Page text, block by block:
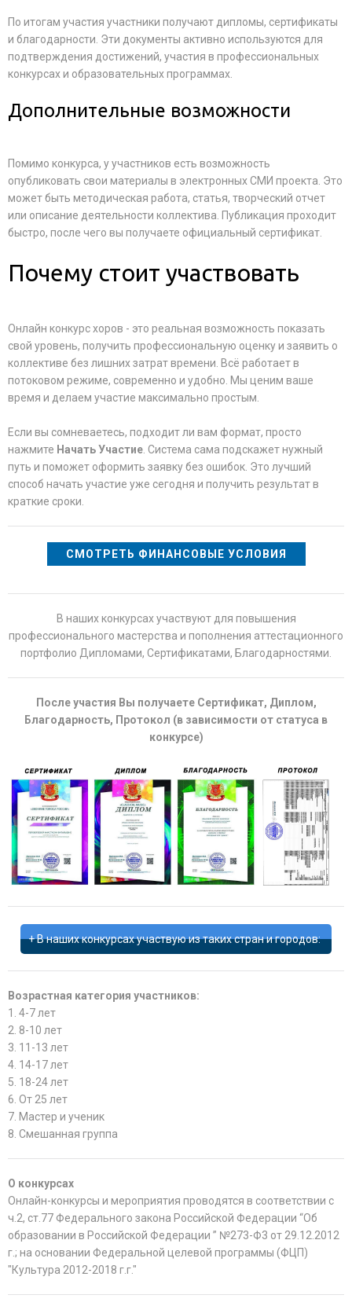
По итогам участия участники получают дипломы, сертификаты
и благодарности. Эти документы активно используются для
подтверждения достижений, участия в профессиональных
конкурсах и образовательных программах.
Дополнительные возможности
Помимо конкурса, у участников есть возможность
опубликовать свои материалы в электронных СМИ проекта. Это
может быть методическая работа, статья, творческий отчет
или описание деятельности коллектива. Публикация проходит
быстро, после чего вы получаете официальный сертификат.
Почему стоит участвовать
Онлайн конкурс хоров - это реальная возможность показать
свой уровень, получить профессиональную оценку и заявить о
коллективе без лишних затрат времени. Всё работает в
потоковом режиме, современно и удобно. Мы ценим ваше
время и делаем участие максимально простым.
Если вы сомневаетесь, подходит ли вам формат, просто
нажмите Начать Участие . Система сама подскажет нужный
путь и поможет оформить заявку без ошибок. Это лучший
способ начать участие уже сегодня и получить результат в
краткие сроки.
СМОТРЕТЬ ФИНАНСОВЫЕ УСЛОВИЯ
В наших конкурсах участвуют для повышения
профессионального мастерства и пополнения аттестационного
портфолио Дипломами, Сертификатами, Благодарностями.
После участия Вы получаете Сертификат, Диплом,
Благодарность, Протокол (в зависимости от статуса в
конкурсе)
В наших конкурсах участвую из таких стран и городов:
Возрастная категория участников:
1. 4-7 лет
2. 8-10 лет
3. 11-13 лет
4. 14-17 лет
5. 18-24 лет
6. От 25 лет
7. Мастер и ученик
8. Смешанная группа
О конкурсах
Онлайн-конкурсы и мероприятия проводятся в соответствии с
ч.2, ст.77 Федерального закона Российской Федерации “Об
образовании в Российской Федерации ” №273-Ф3 от 29.12.2012
г.; на основании Федеральной целевой программы (ФЦП)
"Культура 2012-2018 г.г."